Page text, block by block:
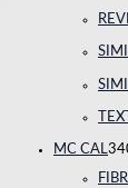
MC CAL